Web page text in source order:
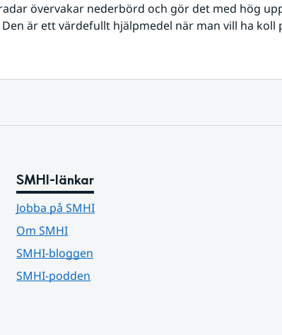
övervakar nederbörd och gör det med hög
är ett värdefullt hjälpmedel när man vill ha koll
SMHI-länkar
Jobba på SMHI
Om SMHI
SMHI-bloggen
SMHI-podden